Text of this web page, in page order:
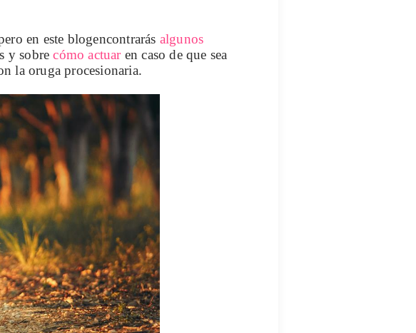
en este blogencontrarás algunos
ysobrecómo actuar en caso de que sea
la oruga procesionaria.